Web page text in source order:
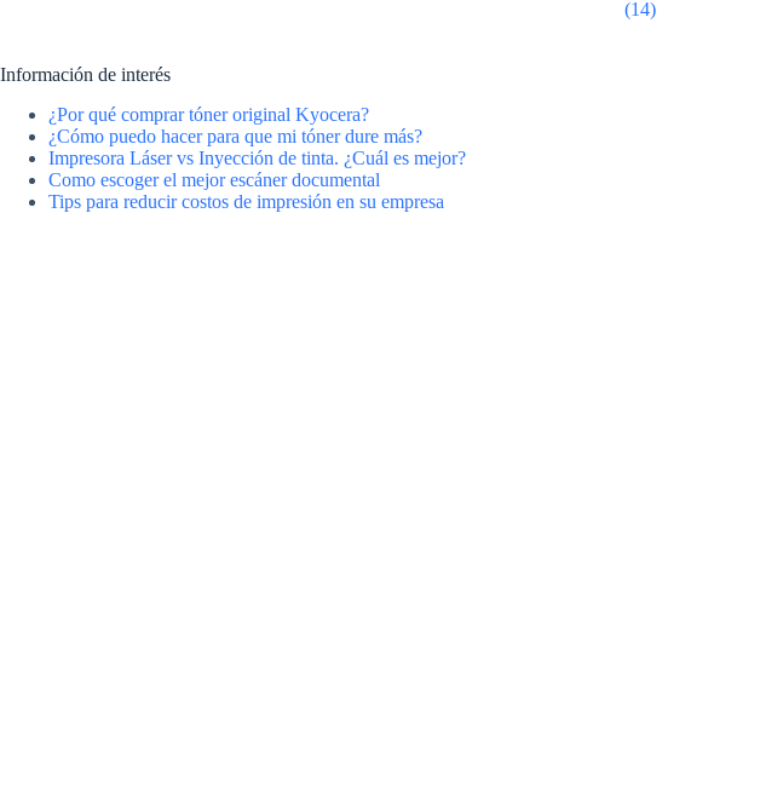
(14)
Información de interés
¿Por qué comprar tóner original Kyocera?
¿Cómo puedo hacer para que mi tóner dure más?
Impresora Láser vs Inyección de tinta. ¿Cuál es mejor?
Como escoger el mejor escáner documental
Tips para reducir costos de impresión en su empresa